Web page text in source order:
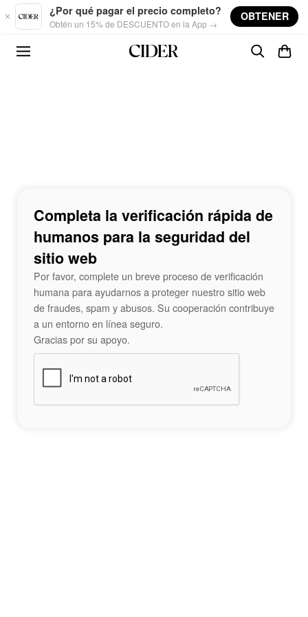
Skip to main content
¿Por qué pagar el precio completo?
Obtén un 15% de DESCUENTO en la App →
OBTENER
Completa la verificación rápida de
humanos para la seguridad del
sitio web
Por favor, complete un breve proceso de verificación
humana para ayudarnos a proteger nuestro sitio web
de fraudes, spam y abusos. Su cooperación contribuye
a un entorno en línea seguro.
Gracias por su apoyo.